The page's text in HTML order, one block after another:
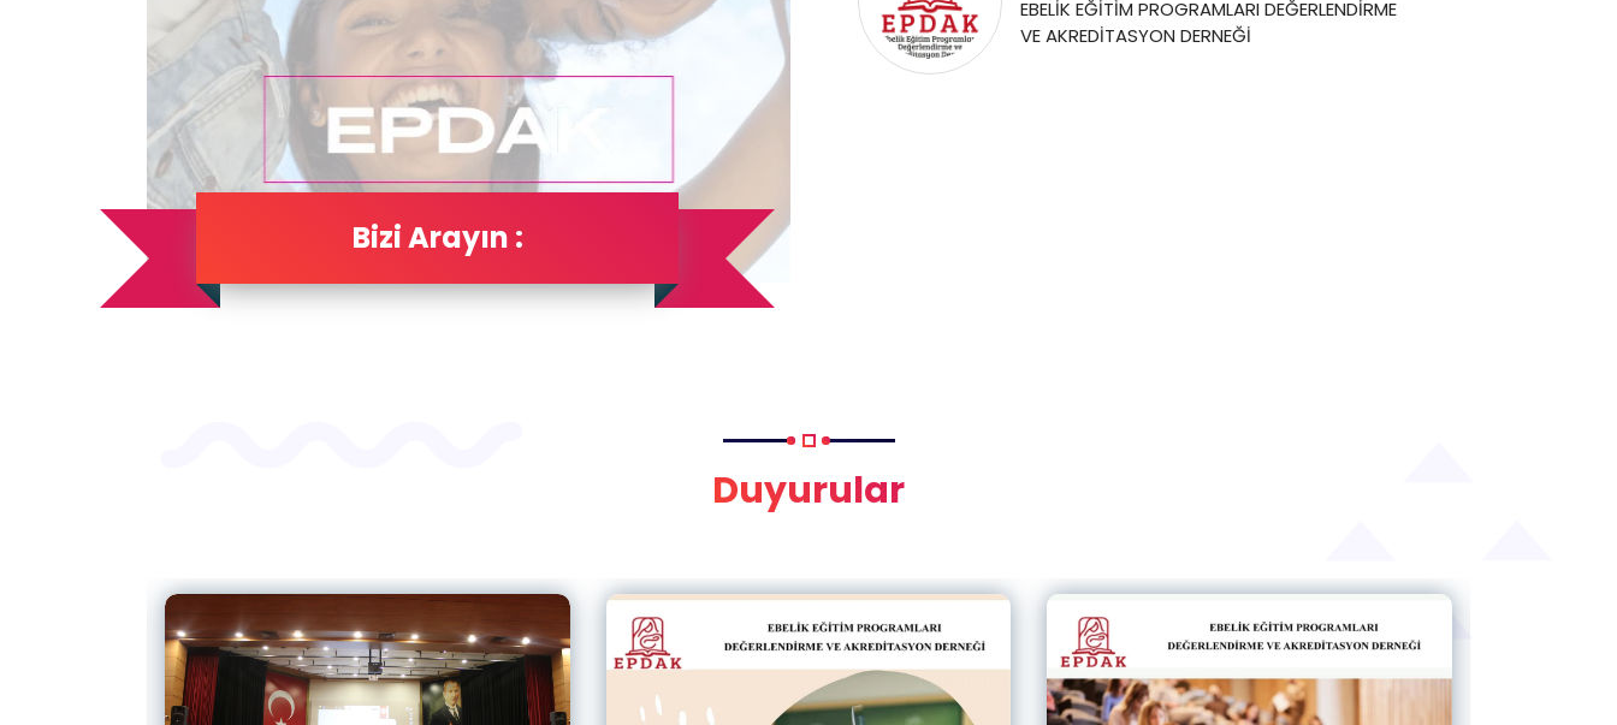
Bizi Arayın :
EBELİK EĞİTİM PROGRAMLARI DEĞERLENDİRME
VE AKREDİTASYON DERNEĞİ
Duyurular